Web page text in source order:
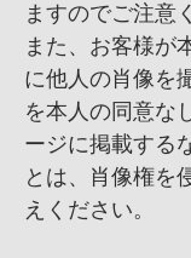
ますのでご注意
また、 お客様が
に他人の肖像を
を本人の同意な
ージに掲載する
とは、 肖像権を
えください。